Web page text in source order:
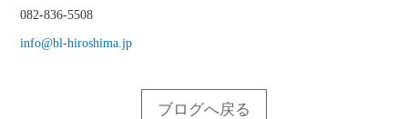
082-836-5508
info@bl-hiroshima.jp
ブログへ戻る